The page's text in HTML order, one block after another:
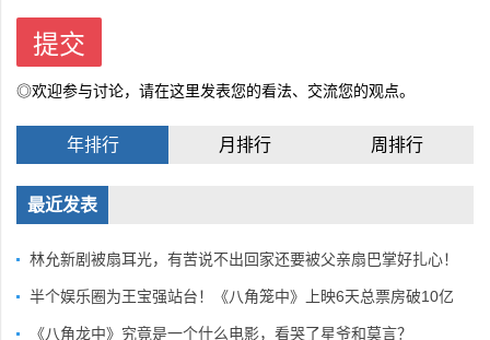
◎欢迎参与讨论，请在这里发表您的看法、交流您的观点。
年排行 月排行 周排行
最近发表
林允新剧被扇耳光，有苦说不出回家还要被父亲扇巴掌好扎心！
半个娱乐圈为王宝强站台！《八角笼中》上映6天总票房破10亿
《八角龙中》究竟是一个什么电影，看哭了星爷和莫言？